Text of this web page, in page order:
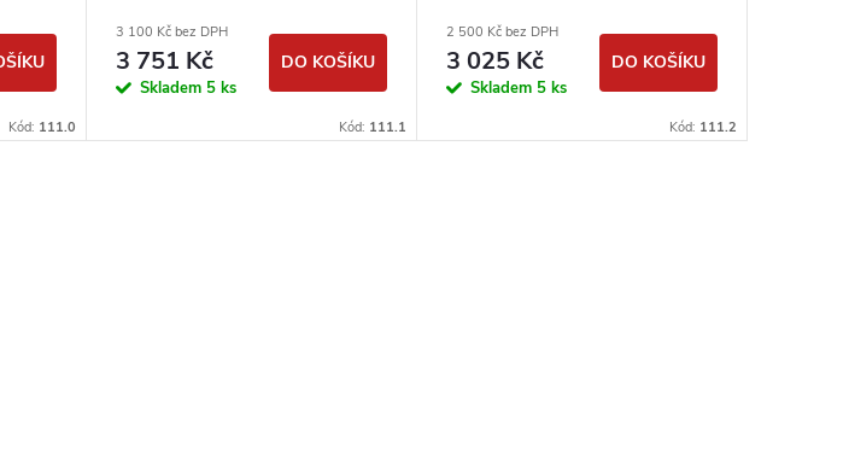
Kód: 111.0
3 100 Kč bez DPH
3 751 Kč
Skladem 5 ks
DO KOŠÍKU
Kód: 111.1
2 500 Kč bez DPH
3 025 Kč
Skladem 5 ks
DO KOŠÍKU
Kód: 111.2